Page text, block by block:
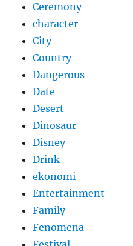
Ceremony
character
City
Country
Dangerous
Date
Desert
Dinosaur
Disney
Drink
ekonomi
Entertainment
Family
Fenomena